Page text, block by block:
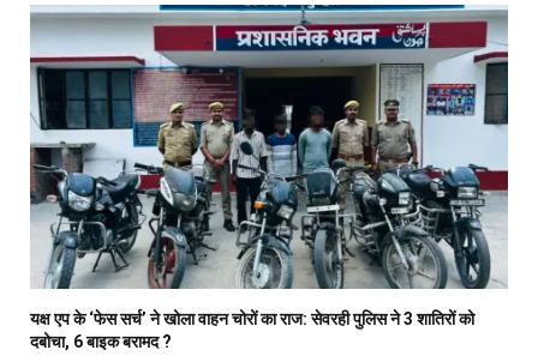
यक्ष एप के ‘फेस सर्च’ ने खोला वाहन चोरों का राज: सेवरही पुलिस ने 3 शातिरों को
दबोचा, 6 बाइक बरामद ?